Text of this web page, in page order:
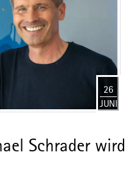
26
JUNI
Schrader wird